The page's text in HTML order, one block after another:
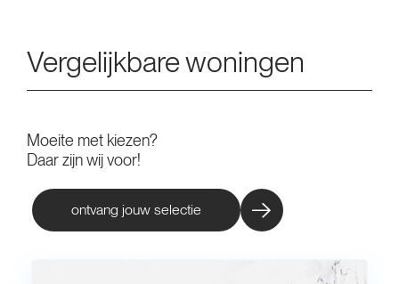
Vergelijkbare woningen
Moeite met kiezen?
Daar zijn wij voor!
ontvang jouw selectie